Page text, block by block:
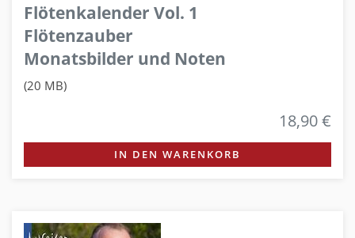
Flötenkalender Vol. 1
Flötenzauber
Monatsbilder und Noten
(20 MB)
18,90 €
IN DEN WARENKORB